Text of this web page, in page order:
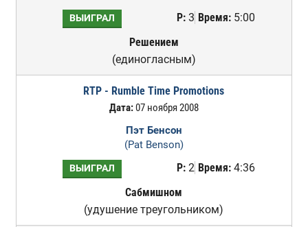
ВЫИГРАЛ Р:3 Время:5:00
Решением
(единогласным)
RTP - Rumble Time Promotions
Дата:07 ноября 2008
Пэт Бенсон
(Pat Benson)
ВЫИГРАЛ Р:2 Время:4:36
Сабмишном
(удушение треугольником)